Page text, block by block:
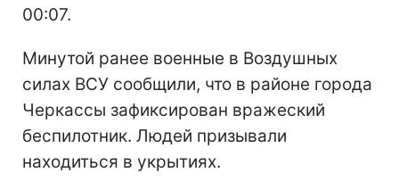
00:07.
Минутой ранее военные в Воздушных
силах ВСУ сообщили, что в районе города
Черкассы зафиксирован вражеский
беспилотник. Людей призывали
находиться в укрытиях.